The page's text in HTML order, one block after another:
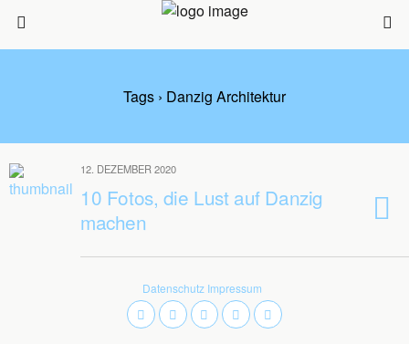
Tags › Danzig Architektur
12. DEZEMBER 2020
10 Fotos, die Lust auf Danzig
machen
Datenschutz Impressum